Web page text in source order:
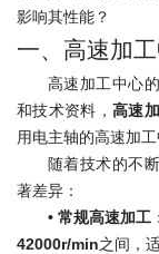
影响其性能？
一、高速加
高速加工中心
和技术资料， 高速
用电主轴的高速加
随着技术的不
著差异：
• 常规高速加工
42000r/min之间，